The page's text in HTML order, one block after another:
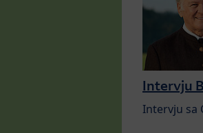
Intervju
Intervju sa